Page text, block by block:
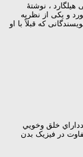
هیلگارد ، نوشتهٔ
استنفورد و یکی از نظریه
که قبلاً با او
خلق وخويي
در فيزيک بدن